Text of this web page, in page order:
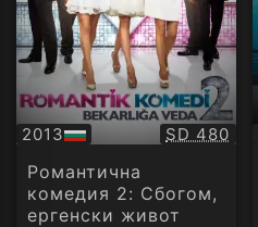
2013
БГ
аудио
Качество:
SD 480
Романтична
комедия 2: Сбогом,
ергенски живот